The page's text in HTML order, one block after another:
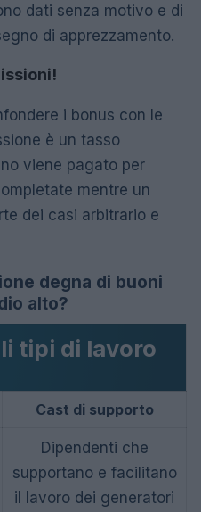
dati senza motivo e di
di apprezzamento.
i bonus con le
è un tasso
viene pagato per
mentre un
dei casi arbitrario e
degna di buoni
alto?
tipi di lavoro
Cast di supporto
Dipendenti che
supportano e facilitano
il lavoro dei generatori